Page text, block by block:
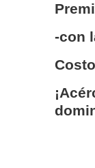
-con